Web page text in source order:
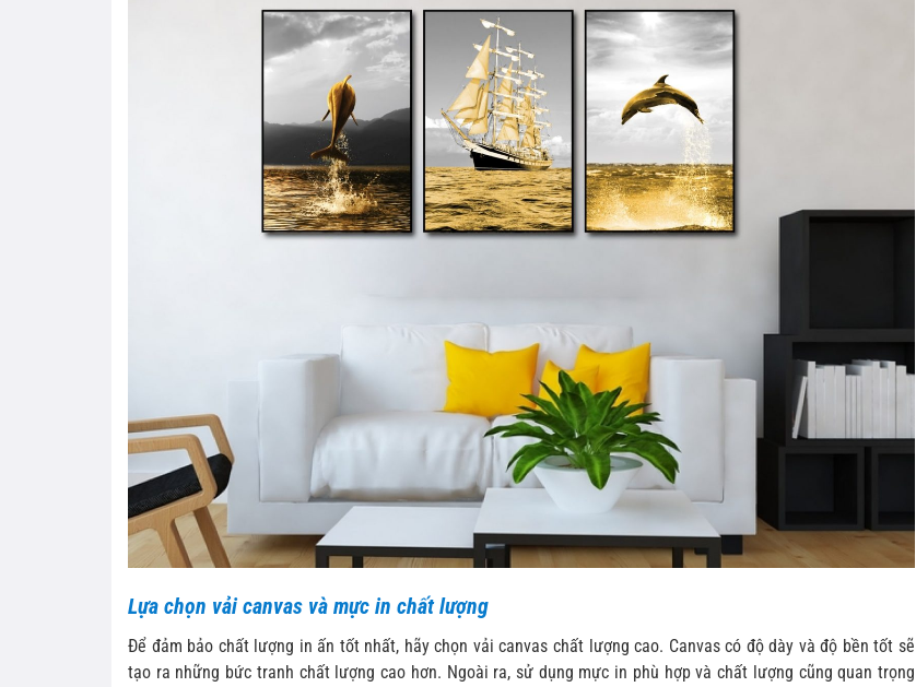
Lựa chọn vải canvas và mực in chất lượng
Để đảm bảo chất lượng in ấn tốt nhất, hãy chọn vải canvas chất lượng cao. Canvas có độ dày và độ bền tốt sẽ
tạo ra những bức tranh chất lượng cao hơn. Ngoài ra, sử dụng mực in phù hợp và chất lượng cũng quan trọng